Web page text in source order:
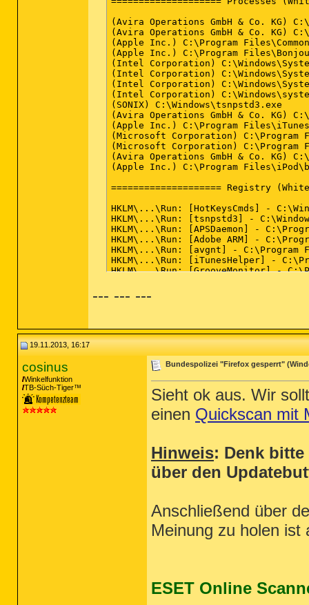
--- --- ---
19.11.2013, 16:17
cosinus
Winkelfunktion
TB-Süch-Tiger™
Bundespolizei "Firefox gesperrt"
Sieht ok aus. Wir
einen Quickscan mit
Hinweis: Denk
über den
Anschließend über
Meinung zu holen ist
ESET Online